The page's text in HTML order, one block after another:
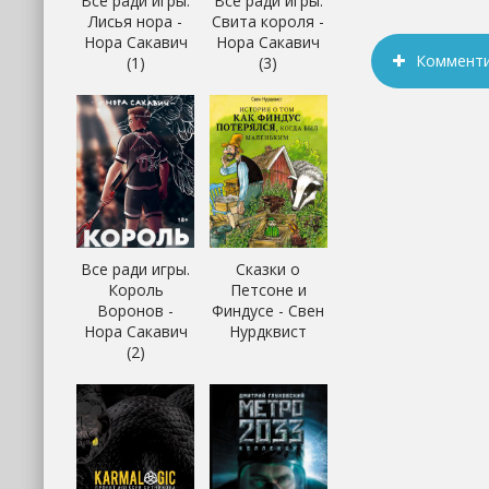
Лисья нора -
Нора Сакавич
(1)
Свита короля -
Нора Сакавич
(3)
Все ради игры.
Король
Воронов -
Нора Сакавич
(2)
Сказки о
Петсоне и
Финдусе - Свен
Нурдквист